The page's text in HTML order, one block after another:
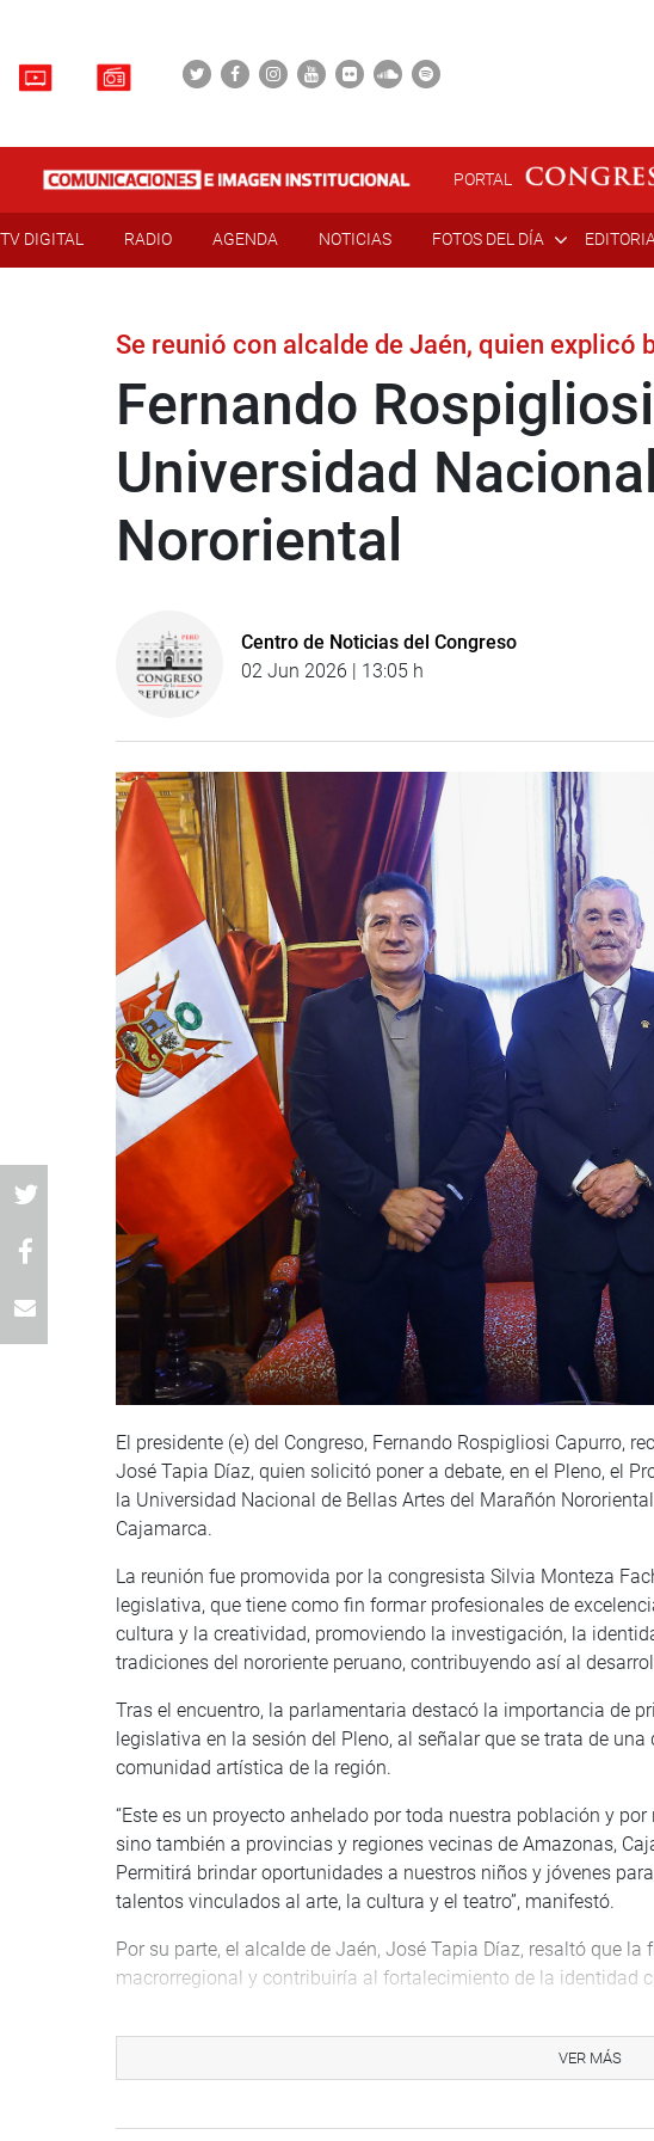
PORTAL
TV DIGITAL RADIO AGENDA NOTICIAS FOTOS DEL DÍA
Se reunió con alcalde de Jaén, quien
Fernando
Universidad
Nororiental
Centro de Noticias del Congreso
02 Jun 2026 | 13:05 h
El presidente (e) del Congreso, Fernando Rospigliosi Capurro,
José Tapia Díaz, quien solicitó poner a debate, en el Pleno, el
la Universidad Nacional de Bellas Artes del Marañón
Cajamarca.
La reunión fue promovida por la congresista Silvia Monteza
legislativa, que tiene como fin formar profesionales de
cultura y la creatividad, promoviendo la investigación, la
tradiciones del nororiente peruano, contribuyendo así al
Tras el encuentro, la parlamentaria destacó la importancia de
legislativa en la sesión del Pleno, al señalar que se trata de
comunidad artística de la región.
“Este es un proyecto anhelado por toda nuestra población y
sino también a provincias y regiones vecinas de Amazonas,
Permitirá brindar oportunidades a nuestros niños y jóvenes
talentos vinculados al arte, la cultura y el teatro”, manifestó.
Por su parte, el alcalde de Jaén, José Tapia Díaz, resaltó que
macrorregional y contribuiría al fortalecimiento de la identidad
Cámara de Turismo y los colectivos de artistas. La universidad
Amazonas, San Martín, Piura y Lambayeque, convirtiéndose
VER MÁS